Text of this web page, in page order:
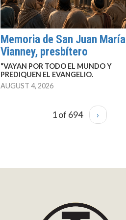
Memoria de San Juan María
Vianney, presbítero
"VAYAN POR TODO EL MUNDO Y
PREDIQUEN EL EVANGELIO.
AUGUST 4, 2026
1 of 694 ›